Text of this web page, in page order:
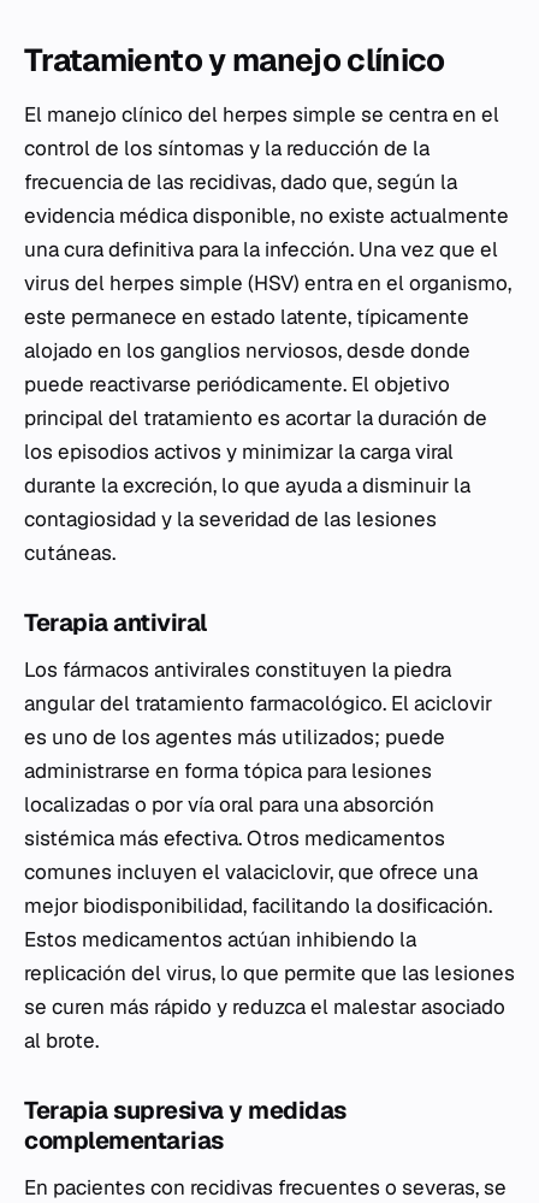
Tratamiento y manejo clínico
El manejo clínico del herpes simple se centra en el
control de los síntomas y la reducción de la
frecuencia de las recidivas, dado que, según la
evidencia médica disponible, no existe actualmente
una cura definitiva para la infección. Una vez que el
virus del herpes simple (HSV) entra en el organismo,
este permanece en estado latente, típicamente
alojado en los ganglios nerviosos, desde donde
puede reactivarse periódicamente. El objetivo
principal del tratamiento es acortar la duración de
los episodios activos y minimizar la carga viral
durante la excreción, lo que ayuda a disminuir la
contagiosidad y la severidad de las lesiones
cutáneas.
Terapia antiviral
Los fármacos antivirales constituyen la piedra
angular del tratamiento farmacológico. El aciclovir
es uno de los agentes más utilizados; puede
administrarse en forma tópica para lesiones
localizadas o por vía oral para una absorción
sistémica más efectiva. Otros medicamentos
comunes incluyen el valaciclovir, que ofrece una
mejor biodisponibilidad, facilitando la dosificación.
Estos medicamentos actúan inhibiendo la
replicación del virus, lo que permite que las lesiones
se curen más rápido y reduzca el malestar asociado
al brote.
Terapia supresiva y medidas
complementarias
En pacientes con recidivas frecuentes o severas, se